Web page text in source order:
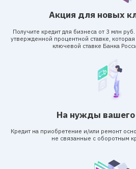
Акция для новых
Получите кредит для бизнеса от 3 млн
утвержденной процентной ставке,
ключевой ставке Банка
На нужды вашего
Кредит на приобретение и/или ремонт
не связанные с оборотным